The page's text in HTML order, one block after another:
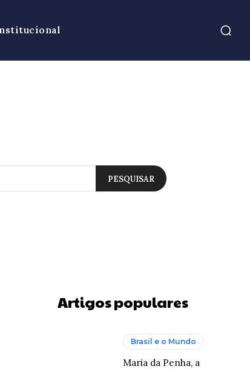
PESQUISAR
Artigos populares
Brasil e o Mundo
Maria da Penha, a